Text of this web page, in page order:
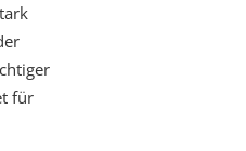
für